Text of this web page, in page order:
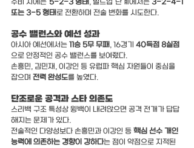
수비 시에는 5-2-3 형태, 빌드업 단계에서는 3-2-4-1
또는 3-5 형태로 전환하며 전술 변화를 시도한다.
공수 밸런스와 예선 성과
아시아 예선에서는 11승 5무 무패, 16경기 40득점 8실점
으로 안정적인 공수 밸런스를 보여줬다.
손흥민, 김민재, 이강인 등 유럽파 핵심 자원들이 중심을
잡으며 전력 완성도를 높였다.
단조로운 공격과 스타 의존도
스리백 구조 특성상 윙백이 내려앉으면 공격 전개가 답답
해지는 문제가 있다.
전술적인 다양성보다 손흥민과 이강인 등 핵심 선수 개인
능력에 의존하는 경향이 강하다는 점이 약점으로 지적된